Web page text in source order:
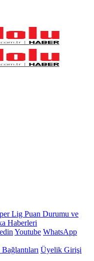
Lig Puan Durumu ve
Haberleri
Youtube WhatsApp
Üyelik Girişi